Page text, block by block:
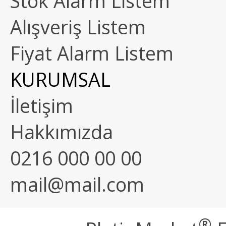
Alışveriş Listem
Fiyat Alarm Listem
KURUMSAL
İletişim
Hakkımızda
0216 000 00 00
mail@mail.com